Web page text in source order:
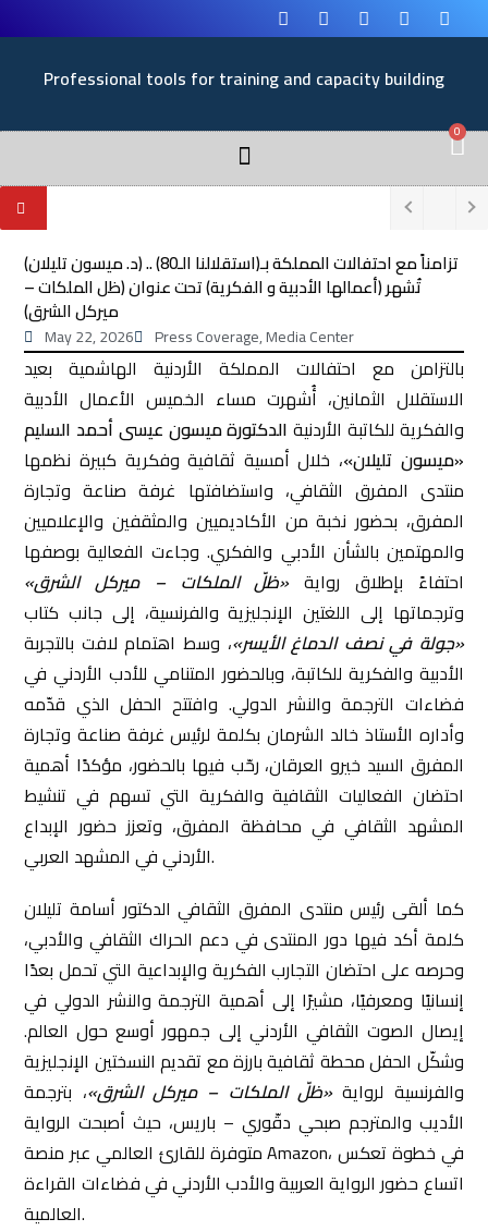
Professional tools for training and capacity building
0
تزامناً مع احتفالات المملكة بـ(استقلالنا الـ80) .. (د. ميسون تليلان)
تُشهر (أعمالها الأدبية و الفكرية) تحت عنوان (ظل الملكات –
ميركل الشرق)
May 22, 2026 Press Coverage,Media Center
بالتزامن مع احتفالات المملكة الأردنية الهاشمية بعيد
الاستقلال الثمانين، أُشهرت مساء الخميس الأعمال الأدبية
والفكرية للكاتبة الأردنية الدكتورة ميسون عيسى أحمد السليم
«ميسون تليلان»، خلال أمسية ثقافية وفكرية كبيرة نظمها
منتدى المفرق الثقافي، واستضافتها غرفة صناعة وتجارة
المفرق، بحضور نخبة من الأكاديميين والمثقفين والإعلاميين
والمهتمين بالشأن الأدبي والفكري. وجاءت الفعالية بوصفها
احتفاءً بإطلاق رواية«ظلّ الملكات – ميركل الشرق»
وترجماتها إلى اللغتين الإنجليزية والفرنسية، إلى جانب كتاب
«جولة في نصف الدماغ الأيسر»، وسط اهتمام لافت بالتجربة
الأدبية والفكرية للكاتبة، وبالحضور المتنامي للأدب الأردني في
فضاءات الترجمة والنشر الدولي. وافتتح الحفل الذي قدّمه
وأداره الأستاذ خالد الشرمان بكلمة لرئيس غرفة صناعة وتجارة
المفرق السيد خيرو العرقان، رحّب فيها بالحضور، مؤكدًا أهمية
احتضان الفعاليات الثقافية والفكرية التي تسهم في تنشيط
المشهد الثقافي في محافظة المفرق، وتعزز حضور الإبداع
الأردني في المشهد العربي.
كما ألقى رئيس منتدى المفرق الثقافي الدكتور أسامة تليلان
كلمة أكد فيها دور المنتدى في دعم الحراك الثقافي والأدبي،
وحرصه على احتضان التجارب الفكرية والإبداعية التي تحمل بعدًا
إنسانيًا ومعرفيًا، مشيرًا إلى أهمية الترجمة والنشر الدولي في
إيصال الصوت الثقافي الأردني إلى جمهور أوسع حول العالم.
وشكّل الحفل محطة ثقافية بارزة مع تقديم النسختين الإنجليزية
والفرنسية لرواية«ظلّ الملكات – ميركل الشرق»، بترجمة
الأديب والمترجم صبحي دقّوري – باريس، حيث أصبحت الرواية
متوفرة للقارئ العالمي عبر منصة Amazon، في خطوة تعكس
اتساع حضور الرواية العربية والأدب الأردني في فضاءات القراءة
العالمية.